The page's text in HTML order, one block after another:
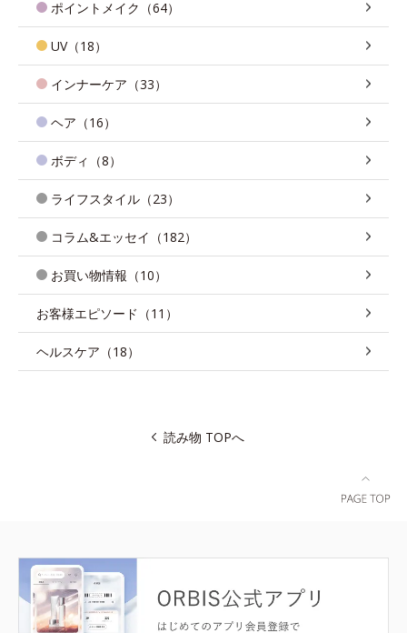
ポイントメイク（64）
UV（18）
インナーケア（33）
ヘア（16）
ボディ（8）
ライフスタイル（23）
コラム&エッセイ（182）
お買い物情報（10）
お客様エピソード（11）
ヘルスケア（18）
読み物 TOPへ